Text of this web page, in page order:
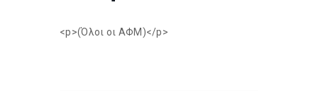
<p>(Όλοι οι ΑΦΜ)</p>